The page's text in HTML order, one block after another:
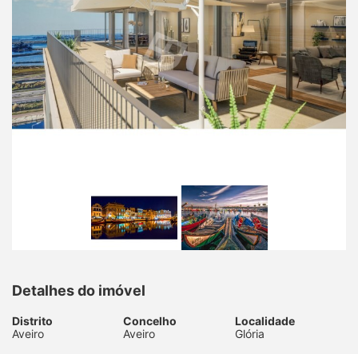
Detalhes do imóvel
Distrito
Aveiro
Concelho
Aveiro
Localidade
Glória